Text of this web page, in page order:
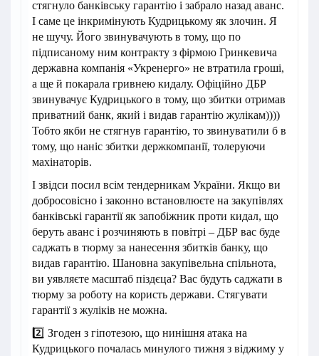
стягнуло банківську гарантію і забрало назад аванс.
І саме це інкримінують Кудрицькому як злочин. Я
не шучу. Його звинувачують в тому, що по
підписаному ним контракту з фірмою Гринкевича
державна компанія «Укренерго» не втратила гроші,
а ще й покарала гривнею кидалу. Офіційно ДБР
звинувачує Кудрицького в тому, що збитки отримав
приватний банк, який і видав гарантію жулікам))))
Тобто якби не стягнув гарантію, то звинуватили б в
тому, що наніс збитки держкомпанії, толеруючи
махінаторів.
І звідси посил всім тендерникам України. Якщо ви
добросовісно і законно встановлюєте на закупівлях
банківські гарантії як запобіжник проти кидал, що
беруть аванс і розчиняють в повітрі – ДБР вас буде
саджать в тюрму за нанесення збитків банку, що
видав гарантію. Шановна закупівельна спільнота,
ви уявляєте масштаб піздєца? Вас будуть саджати в
тюрму за роботу на користь держави. Стягувати
гарантії з жуліків не можна.
2️⃣ Згоден з гіпотезою, що нинішня атака на
Кудрицького почалась минулого тижня з віджиму у